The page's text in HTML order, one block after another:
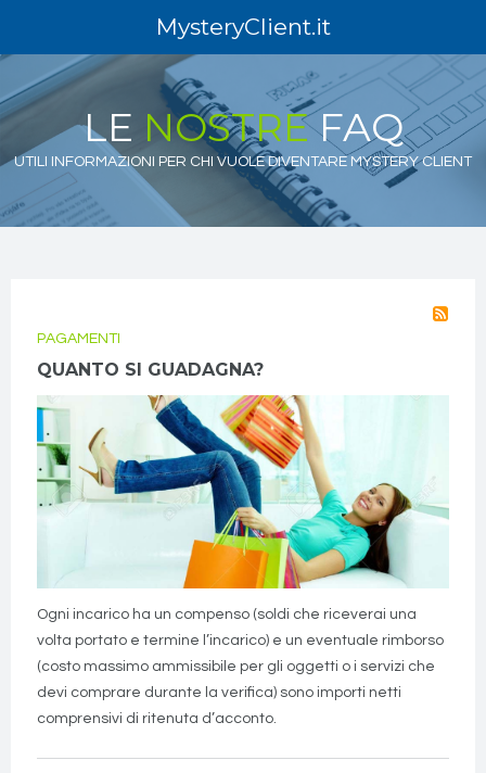
MysteryClient.it
LE NOSTREFAQ
UTILI INFORMAZIONI PER CHI VUOLE DIVENTARE MYSTERY CLIENT
PAGAMENTI
QUANTO SI GUADAGNA?
Ogni incarico ha un compenso (soldi che riceverai una
volta portato e termine l’incarico) e un eventuale rimborso
(costo massimo ammissibile per gli oggetti o i servizi che
devi comprare durante la verifica) sono importi netti
comprensivi di ritenuta d’acconto.